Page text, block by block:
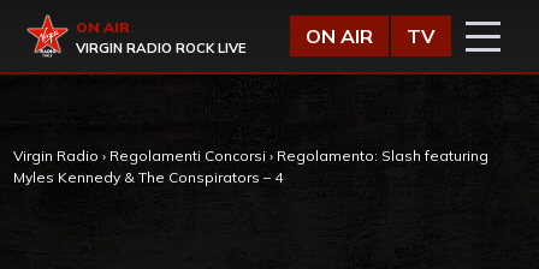
Virgin Radio
ON AIR
VIRGIN RADIO ROCK LIVE
ON AIR TV
Virgin Radio › Regolamenti Concorsi › Regolamento: Slash featuring
Myles Kennedy & The Conspirators – 4